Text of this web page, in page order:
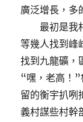
廣泛增長，多
最初是我村
等幾人找到峰
找到九龍礦，
“嘿，老高！
留的衡宇扒咧
義村謀些村幹